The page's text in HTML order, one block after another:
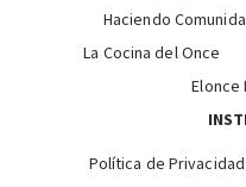
Haciendo
La Cocina del Once
Elonce
Política de Privacidad